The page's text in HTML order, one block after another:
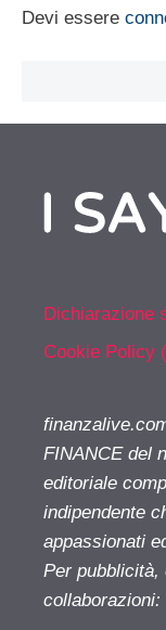
Devi essere
Dichiarazione
Cookie Policy
FINANCE del
editoriale
indipendente
appassionati
Per pubblicità,
collaborazioni: